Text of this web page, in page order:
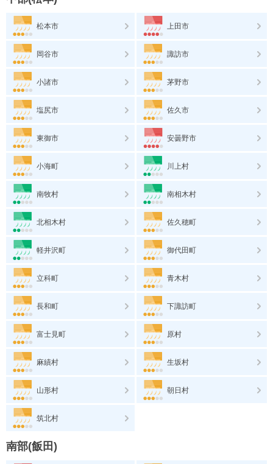
松本市 上田市
岡谷市 諏訪市
小諸市 茅野市
塩尻市 佐久市
東御市 安曇野市
小海町 川上村
南牧村 南相木村
北相木村 佐久穂町
軽井沢町 御代田町
立科町 青木村
長和町 下諏訪町
富士見町 原村
麻績村 生坂村
山形村 朝日村
筑北村
南部(飯田)